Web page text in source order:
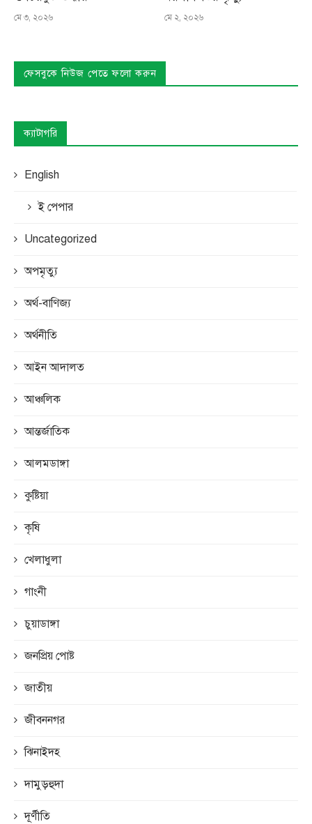
মে ৩, ২০২৬ মে ২, ২০২৬
ফেসবুকে নিউজ পেতে ফলো করুন
ক্যাটাগরি
English
ই পেপার
Uncategorized
অপমৃত্যু
অর্থ-বাণিজ্য
অর্থনীতি
আইন আদালত
আঞ্চলিক
আন্তর্জাতিক
আলমডাঙ্গা
কুষ্টিয়া
কৃষি
খেলাধুলা
গাংনী
চুয়াডাঙ্গা
জনপ্রিয় পোষ্ট
জাতীয়
জীবননগর
ঝিনাইদহ
দামুড়হুদা
দূর্ণীতি